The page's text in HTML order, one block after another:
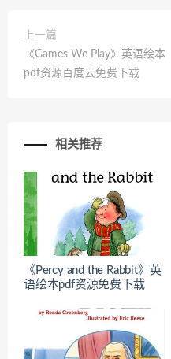
上一篇
《Games We Play》英语绘本
pdf资源百度云免费下载
相关推荐
《Percy and the Rabbit》英
语绘本pdf资源免费下载